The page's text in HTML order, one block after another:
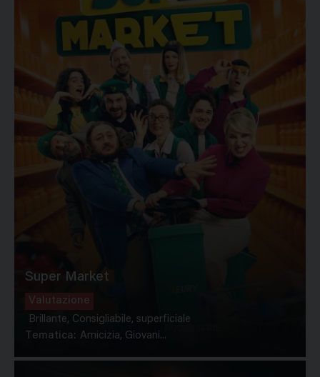
Super Market
Valutazione
Brillante, Consigliabile, superficiale
Tematica: Amicizia, Giovani...